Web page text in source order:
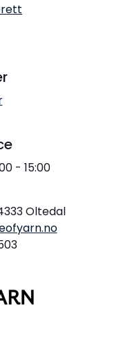
- 15:00
Oltedal